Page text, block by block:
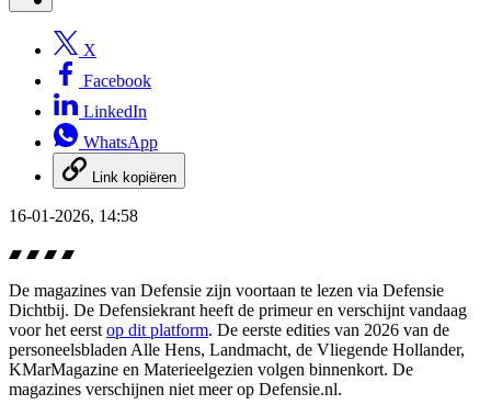
X
Facebook
LinkedIn
WhatsApp
Link kopiëren
16-01-2026, 14:58
De magazines van Defensie zijn voortaan te lezen via Defensie
Dichtbij. De Defensiekrant heeft de primeur en verschijnt vandaag
voor het eerst op dit platform. De eerste edities van 2026 van de
personeelsbladen Alle Hens, Landmacht, de Vliegende Hollander,
KMarMagazine en Materieelgezien volgen binnenkort. De
magazines verschijnen niet meer op Defensie.nl.